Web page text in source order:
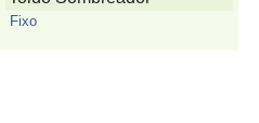
Fixo